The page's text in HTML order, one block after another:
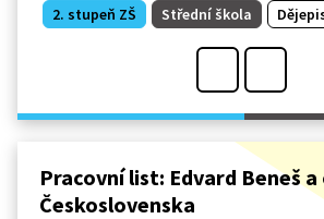
2. stupeň ZŠ Střední škola
Pracovní list: Edvard Beneš
Československa